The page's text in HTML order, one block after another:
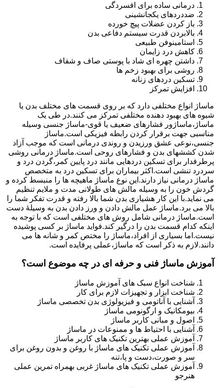
درمانی ساده برای افسردگی
ضددردهای یکجانشینی
باز کردن عضلات پیچ خورده
بالابردن قدرت سیستم دفاعی بدن
استامینوفن طبیعی
کاهش درد زایمان
داشتن چهره ای شاد با پوستی صاف و شفاف
روشی برای بهبود زخم ها
تسکین دردهای زنانه
افزایش تمرکز
ماساژ انواع مختلفی دارد که بر روی قسمت های مختلف بدن یا
شیوه های بهبود دهنده مختلفی تمرکز می کنند.در طی یک
ماساژ،ماساژور فشارهای ضعیف یا قوی-ماساژ جنسی وسیله
مناسبی جهت برقرار کردن رابطه فیزیکی است.ماساژ
جنسی،نوعی عشق ورزیدن و روندی درمانی است که موجب آزاد
شدن کششهای بدن و فشارهای روحی است.ماساژ درمانی روشی
پرطرفدار برای تسکین دردهایی مانند درد پایین کمر،گردن درد و
سردرد تنشی است.اکثر بیماران برای تسکین درد به متخصص
ماساژ درمانی نیاز دارند.این نوع ماساژ ماهیچه ها را منبسط کرده و
گردش خون را به وسیله مالش های طولانی مدت و ملایم تنظیم
می نماید.با این کار هشیاری بدن شما بالا رفته و قدرت تفکر شما را
بالا می برد.ماساژ عمل مالش دادن و ورز دادن بدن به وسیلۀ دست
است.ماساژ درمانی شامل روش های مختلفی است که با توجه به
اینکه کدام قسمت بدن را درگیر کند.فواید ماساژ بر کسی پوشیده
نیست.اما بسیاری از افراد،ماساژ را مختص کمر و شانه ها می
دانند.لازم به ذکر است که ماساژ،عملی پرفایده است.
آموزش ماساژ فنی و حرفه ای در چه موضوع است؟
شناخت انواع سبک های آموزش ماساژ
شناخت ابزار و تجهیزات لازم برای کار
آشنایی با آناتومی و فیزیولوژی بدن تخصصی ماساژ
بیومکانیک و ارگونومی ماساژ
اصول و مبانی کاربر ماساژ
آشنایی با احتیاط ها و ممنوعات در ماساژ
آموزش عملی بهترین تکنیک های کاربر ماساژ
آموزش عملی تکنیک های ماساژ با روغن و بدون روغن برای
سر و صورت،دست و پا،تنه
آموزش عملی تکنیک های ماساژ غربی بهمراه تمرین عملی
هنرجو